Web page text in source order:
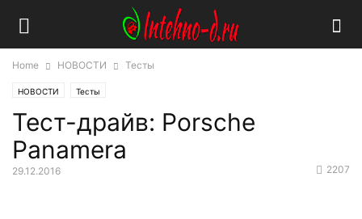
Home НОВОСТИ Тесты
НОВОСТИ Тесты
Тест-драйв: Porsche
Panamera
29.12.2016 2207